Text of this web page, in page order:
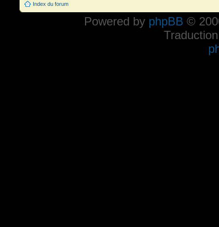
Index du forum
Powered by phpBB ©